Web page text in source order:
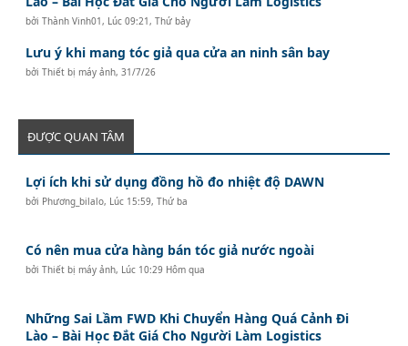
bởiThành Vinh01 , Lúc 09:21, Thứ bảy
Lưu ý khi mang tóc giả qua cửa an ninh sân bay
bởiThiết bị máy ảnh,31/7/26
ĐƯỢC QUAN TÂM
Lợi ích khi sử dụng đồng hồ đo nhiệt độ DAWN
bởi Phương_bilalo, Lúc 15:59, Thứ ba
Có nên mua cửa hàng bán tóc giả nước ngoài
bởiThiết bị máy ảnh, Lúc 10:29 Hôm qua
Những Sai Lầm FWD Khi Chuyển Hàng Quá Cảnh Đi
Lào – Bài Học Đắt Giá Cho Người Làm Logistics